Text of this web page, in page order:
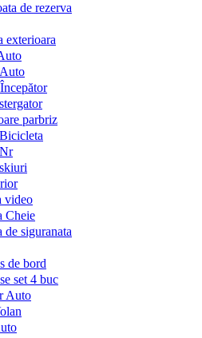
de rezerva
exterioara
parbriz
video
Cheie
de siguranata
de bord
set 4 buc
Auto